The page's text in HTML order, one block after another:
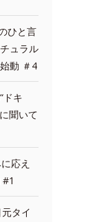
ひと言
ュラル
動 ＃4
ドキ
聞いて
応え
タイ